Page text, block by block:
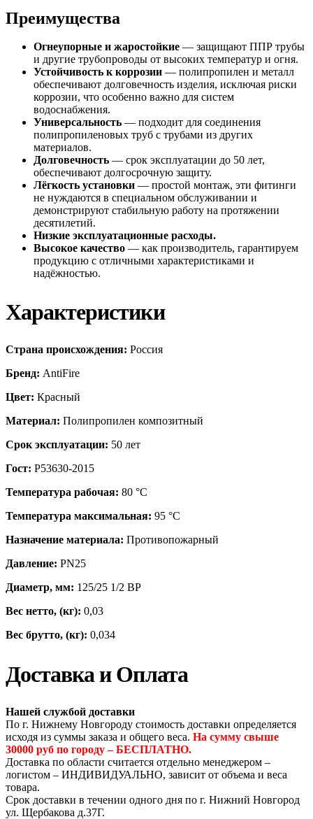
Преимущества
Огнеупорные и жаростойкие — защищают ППР трубы
и другие трубопроводы от высоких температур и огня.
Устойчивость к коррозии — полипропилен и металл
обеспечивают долговечность изделия, исключая риски
коррозии, что особенно важно для систем
водоснабжения.
Универсальность — подходит для соединения
полипропиленовых труб с трубами из других
материалов.
Долговечность — срок эксплуатации до 50 лет,
обеспечивают долгосрочную защиту.
Лёгкость установки — простой монтаж, эти фитинги
не нуждаются в специальном обслуживании и
демонстрируют стабильную работу на протяжении
десятилетий.
Низкие эксплуатационные расходы.
Высокое качество — как производитель, гарантируем
продукцию с отличными характеристиками и
надёжностью.
Характеристики
Страна происхождения: Россия
Бренд: AntiFire
Цвет: Красный
Материал: Полипропилен композитный
Срок эксплуатации: 50 лет
Гост: Р53630-2015
Температура рабочая: 80 °С
Температура максимальная: 95 °С
Назначение материала: Противопожарный
Давление: PN25
Диаметр, мм: 125/25 1/2 ВР
Вес нетто, (кг): 0,03
Вес брутто, (кг): 0,034
Доставка и Оплата
Нашей службой доставки
По г. Нижнему Новгороду стоимость доставки определяется
исходя из суммы заказа и общего веса. На сумму свыше
30000 руб по городу – БЕСПЛАТНО.
Доставка по области считается отдельно менеджером –
логистом – ИНДИВИДУАЛЬНО, зависит от объема и веса
товара.
Срок доставки в течении одного дня по г. Нижний Новгород
ул. Щербакова д.37Г.